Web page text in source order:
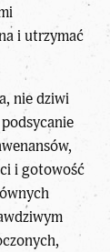
i utrzymać
nie dziwi
i gotowość